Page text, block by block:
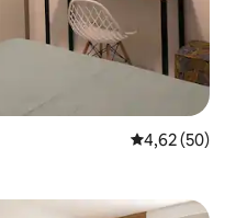
Gemiddelde
4,62 (50)